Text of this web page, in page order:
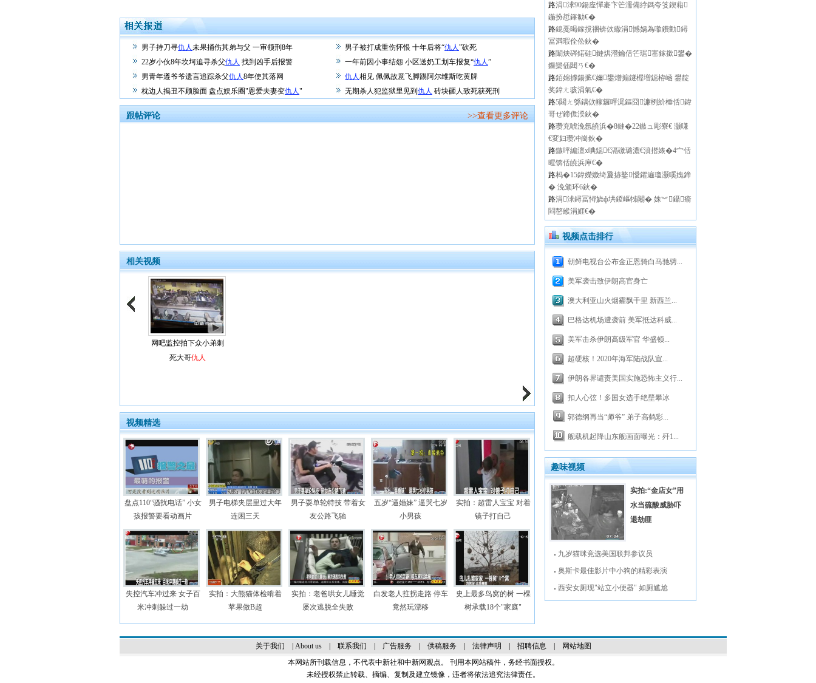
男子持刀寻仇人未果捅伤其弟与父 一审领刑8年 男子被打成重伤怀恨 十年后将“仇人”砍死
22岁小伙8年坎坷追寻杀父仇人 找到凶手后报警 一年前因小事结怨 小区送奶工划车报复“仇人”
男青年遵爷爷遗言追踪杀父仇人8年使其落网 仇人相见 佩佩故意飞脚踢阿尔维斯吃黄牌
枕边人揭丑不顾脸面 盘点娱乐圈"恩爱夫妻变仇人" 无期杀人犯监狱里见到 仇人 砖块砸人致死获死刑
跟帖评论 >>查看更多评论
相关视频
网吧监控拍下众小弟刺
死大哥仇人
视频精选
盘点110“骚扰电话” 小女
孩报警要看动画片
男子电梯夹层里过大年
连困三天
男子耍单轮特技 带着女
友公路飞驰
五岁“逼婚妹” 逼哭七岁
小男孩
实拍：超雷人宝宝 对着
镜子打自己
失控汽车冲过来 女子百
米冲刺躲过一劫
实拍：大熊猫体检啃着
苹果做B超
实拍：老爸哄女儿睡觉
屡次逃脱全失败
白发老人拄拐走路 停车
竟然玩漂移
史上最多鸟窝的树 一棵
树承载18个"家庭"
路涓浗90鍚庢憚褰卞笀濡備綍鎷夸笅鍥藉
鍦扮悊鎽勨€�
路鎴戞暍鎵撹祵锛佽繖涓憾娲為噷鐨勭鐞
冨満瑕佺伀鈥�
路闈炴硶鍩硅鏈烘瀯鑰佸笀琚寚鎵撳鐢�
鏁欒偛閮ㄢ€�
路銆婂摢鍚掋€嬭鐢熷搧鐩楃増鐚栫崡 鐢靛
奖鍏ㄤ骇涓氣€�
路5閮ㄤ綔鍝佽幏鑼呯浘鏂囧濂栵紒棰佸鍏
哥ぜ鍗佹湀鈥�
路瓒充唬浼氬皢浜�8鏈�22鏃ュ彫寮€ 灏嗛
€変妇瓒冲崗鈥�
路鏃呯編澶х唺鐚€滆礉璐濃€濆揩婊�4宀佸
暒锛佸皢浜庘€�
路杩�15鍏嬫媺绮夐捇鐜懓鑺遍瓊灏嗘媿鍗
� 浼颁环6鈥�
路涓浗鐞冨憳娆ф垬鍐嶇牬闂� 姝︾鑷瘉
閰嶅緱涓娾€�
视频点击排行
朝鲜电视台公布金正恩骑白马驰骋...
美军袭击致伊朗高官身亡
澳大利亚山火烟霾飘千里 新西兰...
巴格达机场遭袭前 美军抵达科威...
美军击杀伊朗高级军官 华盛顿...
超硬核！2020年海军陆战队宣...
伊朗各界谴责美国实施恐怖主义行...
扣人心弦！多国女选手绝壁攀冰
郭德纲再当“师爷” 弟子高鹤彩...
舰载机起降山东舰画面曝光：歼1...
趣味视频
实拍:“金店女”用
水当硫酸威胁吓
退劫匪
九岁猫咪竞选美国联邦参议员
奥斯卡最佳影片中小狗的精彩表演
西安女厕现"站立小便器" 如厕尴尬
关于我们 About us| 联系我们 广告服务| 供稿服务| 法律声明 招聘信息
网站地图
本网站所刊载信息，不代表中新社和中新网观点。 刊用本网站稿件，务经书面授权。
未经授权禁止转载、摘编、复制及建立镜像，违者将依法追究法律责任。